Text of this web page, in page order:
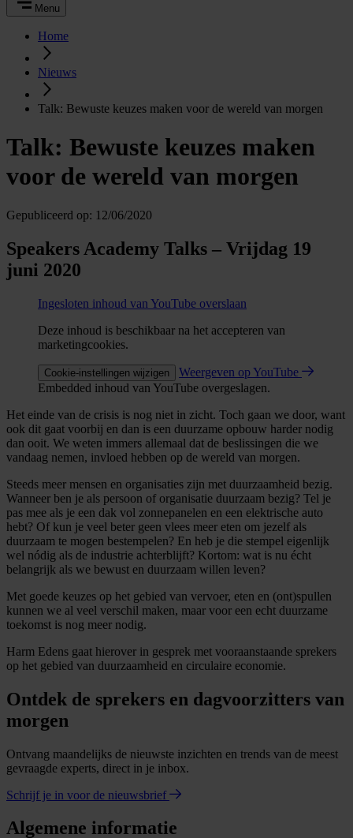
Menu
Home
Nieuws
Talk: Bewuste keuzes maken voor de wereld van morgen
Talk: Bewuste keuzes maken
voor de wereld van morgen
Gepubliceerd op: 12/06/2020
Speakers Academy Talks – Vrijdag 19
juni 2020
Ingesloten inhoud van YouTube overslaan
Deze inhoud is beschikbaar na het accepteren van
marketingcookies.
Cookie-instellingen wijzigen
Weergeven op YouTube
Embedded inhoud van YouTube overgeslagen.
Het einde van de crisis is nog niet in zicht. Toch gaan we door, want
ook dit gaat voorbij en dan is een duurzame opbouw harder nodig
dan ooit. We weten immers allemaal dat de beslissingen die we
vandaag nemen, invloed hebben op de wereld van morgen.
Steeds meer mensen en organisaties zijn met duurzaamheid bezig.
Wanneer ben je als persoon of organisatie duurzaam bezig? Tel je
pas mee als je een dak vol zonnepanelen en een elektrische auto
hebt? Of kun je veel beter geen vlees meer eten om jezelf als
duurzaam te mogen bestempelen? En heb je die stempel eigenlijk
wel nódig als de industrie achterblijft? Kortom: wat is nu écht
belangrijk als we bewust en duurzaam willen leven?
Met goede keuzes op het gebied van vervoer, eten en (ont)spullen
kunnen we al veel verschil maken, maar voor een echt duurzame
toekomst is nog meer nodig.
Harm Edens gaat hierover in gesprek met vooraanstaande sprekers
op het gebied van duurzaamheid en circulaire economie.
Ontdek de sprekers en dagvoorzitters van
morgen
Ontvang maandelijks de nieuwste inzichten en trends van de meest
gevraagde experts, direct in je inbox.
Schrijf je in voor de nieuwsbrief
Algemene informatie